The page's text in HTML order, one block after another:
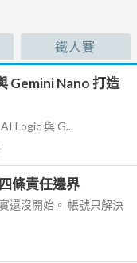
鐵人賽
Gemini Nano 打造
Logic 與 G...
條責任邊界
還沒開始。 帳號只解決